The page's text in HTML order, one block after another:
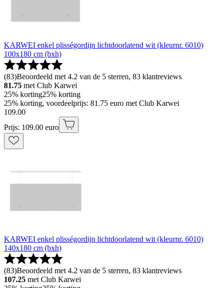
KARWEI enkel plisségordijn lichtdoorlatend wit (kleurnr. 6010)
100x180 cm (bxh)
(83)Beoordeeld met 4.2 van de 5 sterren, 83 klantreviews
81.75 met Club Karwei
25% korting25% korting
25% korting, voordeelprijs: 81.75 euro met Club Karwei
109.00
Prijs: 109.00 euro
KARWEI enkel plisségordijn lichtdoorlatend wit (kleurnr. 6010)
140x180 cm (bxh)
(83)Beoordeeld met 4.2 van de 5 sterren, 83 klantreviews
107.25 met Club Karwei